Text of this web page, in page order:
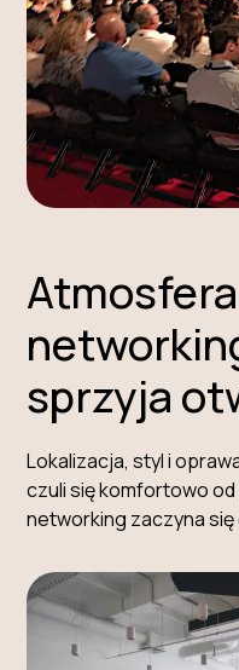
sprzyja
Lokalizacja, styl i
czuli się komfortowo
networking zaczyna